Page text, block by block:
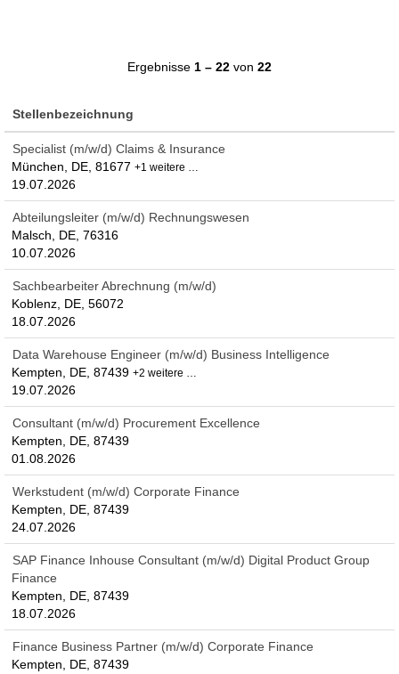
Ergebnisse 1 – 22 von 22
Stellenbezeichnung
Specialist (m/w/d) Claims & Insurance
München, DE, 81677 +1 weitere …
19.07.2026
Abteilungsleiter (m/w/d) Rechnungswesen
Malsch, DE, 76316
10.07.2026
Sachbearbeiter Abrechnung (m/w/d)
Koblenz, DE, 56072
18.07.2026
Data Warehouse Engineer (m/w/d) Business Intelligence
Kempten, DE, 87439 +2 weitere …
19.07.2026
Consultant (m/w/d) Procurement Excellence
Kempten, DE, 87439
01.08.2026
Werkstudent (m/w/d) Corporate Finance
Kempten, DE, 87439
24.07.2026
SAP Finance Inhouse Consultant (m/w/d) Digital Product Group
Finance
Kempten, DE, 87439
18.07.2026
Finance Business Partner (m/w/d) Corporate Finance
Kempten, DE, 87439